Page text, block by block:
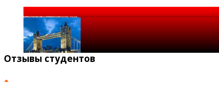
«If you talk to a man in
a language he understands, that goes
to his head. If you talk to him
in his language, that goes to his heart».
Отзывы студентов